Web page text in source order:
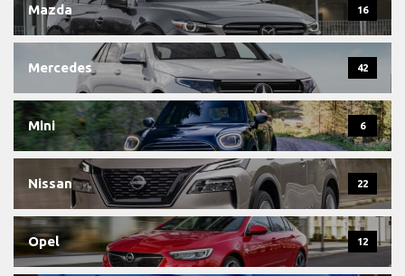
Mazda 16
Mercedes 42
Mini 6
Nissan 22
Opel 12